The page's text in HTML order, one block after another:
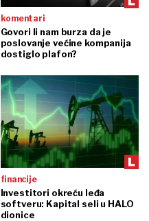
komentari
Govori li nam burza da je
poslovanje većine kompanija
dostiglo plafon?
financije
Investitori okreću leđa
softveru: Kapital seli u HALO
dionice